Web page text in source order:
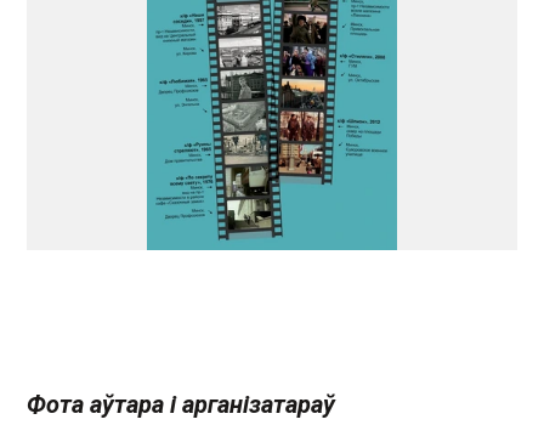
Фота аўтара і арганізатараў